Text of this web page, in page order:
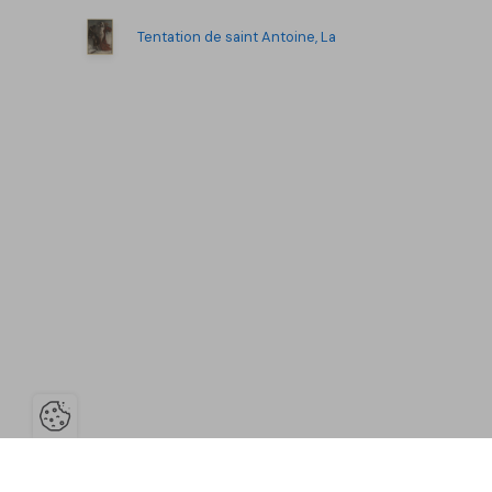
Tentation de saint Antoine, La
Ouvrir la barre de gestion des